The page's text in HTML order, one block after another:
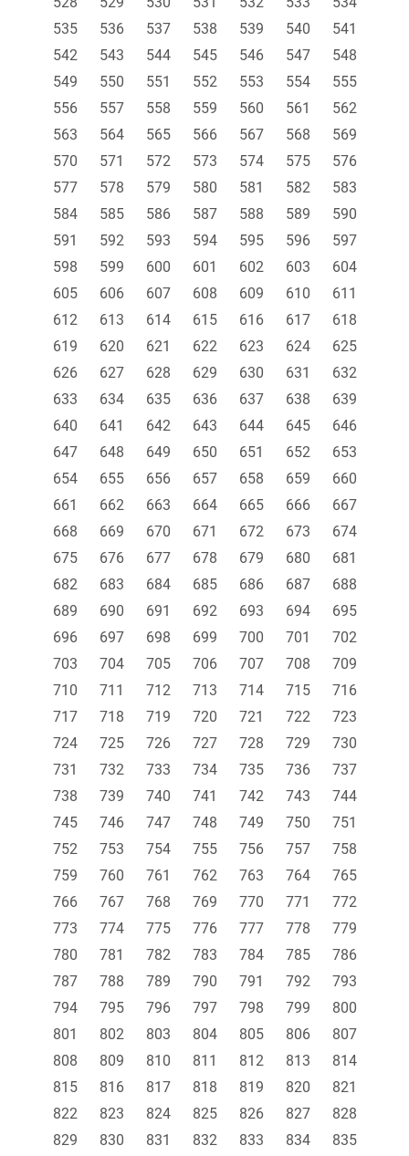
535
536 537 538 539 540
541
542
543 544 545 546 547
548
549
550 551 552 553 554
555
556
557 558 559 560 561
562
563
564 565 566 567 568
569
570
571 572 573 574 575
576
577
578 579 580 581 582
583
584
585 586 587 588 589
590
591
592 593 594 595 596
597
598
599 600 601 602 603
604
605
606 607 608 609 610
611
612
613 614 615 616 617
618
619
620 621 622 623 624
625
626
627 628 629 630 631
632
633
634 635 636 637 638
639
640
641 642 643 644 645
646
647
648 649 650 651 652
653
654
655 656 657 658 659
660
661
662 663 664 665 666
667
668
669 670 671 672 673
674
675
676 677 678 679 680
681
682
683 684 685 686 687
688
689
690 691 692 693 694
695
696
697 698 699 700 701
702
703
704 705 706 707 708
709
710
711 712 713 714 715
716
717
718 719 720 721 722
723
724
725 726 727 728 729
730
731
732 733 734 735 736
737
738
739 740 741 742 743
744
745
746 747 748 749 750
751
752
753 754 755 756 757
758
759
760 761 762 763 764
765
766
767 768 769 770 771
772
773
774 775 776 777 778
779
780
781 782 783 784 785
786
787
788 789 790 791 792
793
794
795 796 797 798 799
800
801
802 803 804 805 806
807
808
809 810 811 812 813
814
815
816 817 818 819 820
821
822
823 824 825 826 827
828
829
830 831 832 833 834
835